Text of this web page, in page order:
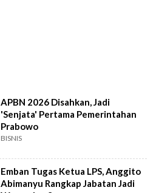
APBN 2026 Disahkan, Jadi
'Senjata' Pertama Pemerintahan
Prabowo
BISNIS
Emban Tugas Ketua LPS, Anggito
Abimanyu Rangkap Jabatan Jadi